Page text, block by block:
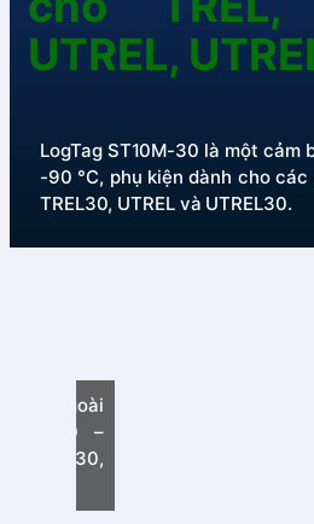
UTREL,
LogTag ST10M-30 là một cảm
-90 °C, phụ kiện dành cho các
TREL30, UTREL và UTREL30.